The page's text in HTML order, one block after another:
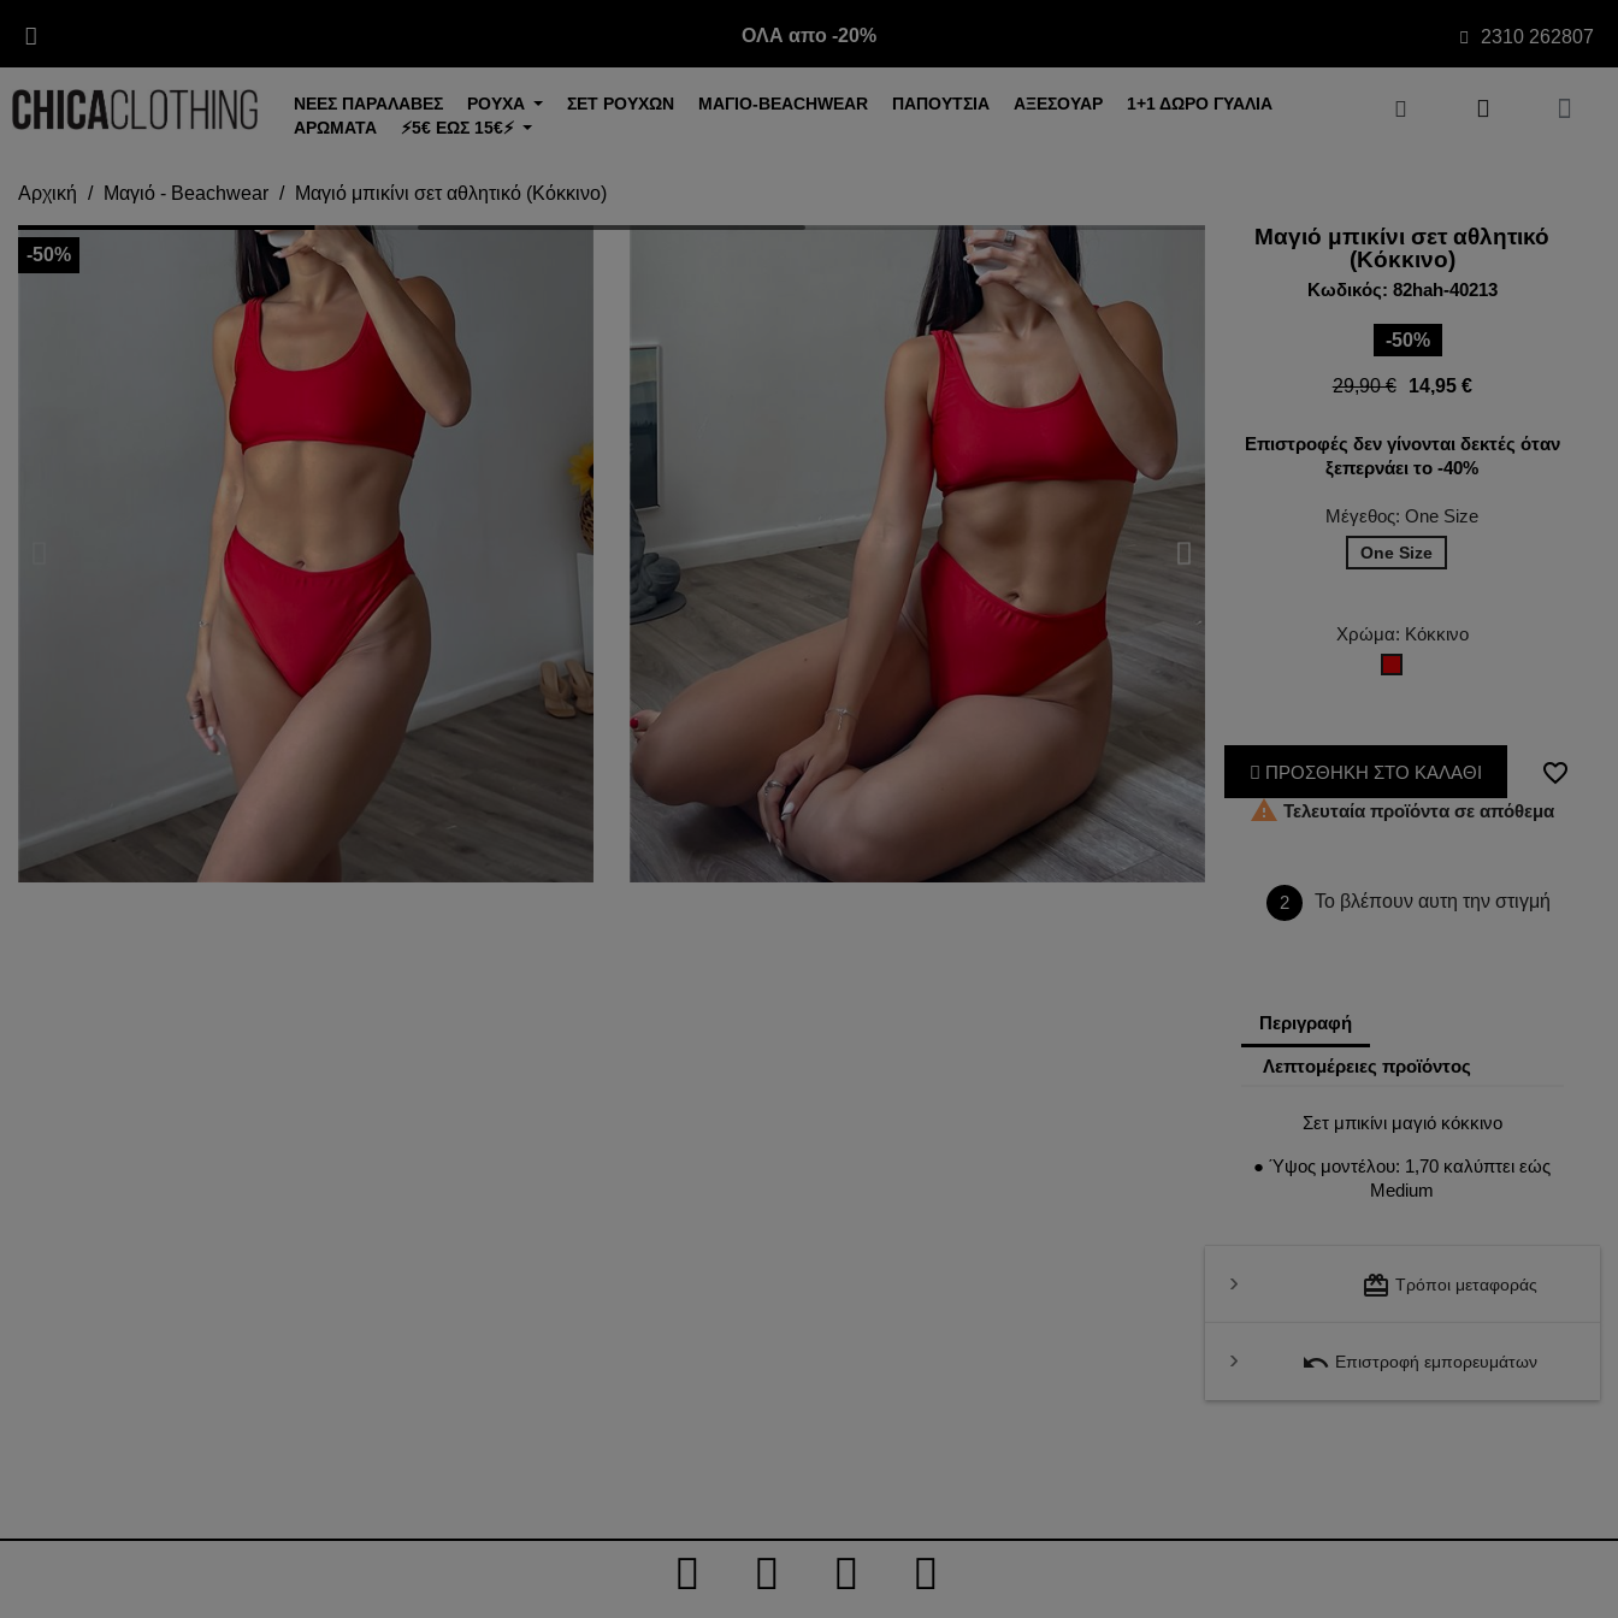
ΟΛΑ απο -20% 2310 262807
ΝΕΕΣ ΠΑΡΑΛΑΒΕΣ ΡΟΥΧΑ ΣΕΤ ΡΟΥΧΩΝ ΜΑΓΙΟ-BEACHWEAR ΠΑΠΟΥΤΣΙΑ ΑΞΕΣΟΥΑΡ
1+1 ΔΩΡΟ ΓΥΑΛΙΑ
ΑΡΩΜΑΤΑ
⚡5€ ΕΩΣ 15€⚡
Αρχική Μαγιό - Beachwear Μαγιό μπικίνι σετ αθλητικό (Κόκκινο)
-50%
Μαγιό μπικίνι σετ αθλητικό
(Κόκκινο)
Κωδικός: 82hah-40213
-50%
29,90 € 14,95 €
Επιστροφές δεν γίνονται δεκτές όταν
ξεπερνάει το -40%
Μέγεθος: One Size
One Size
Χρώμα: Κόκκινο
ΠΡΟΣΘΗΚΗ ΣΤΟ ΚΑΛΑΘΙ
favorite_border
 Τελευταία προϊόντα σε απόθεμα
2 Το βλέπουν αυτη την στιγμή
Περιγραφή
Λεπτομέρειες προϊόντος
Σετ μπικίνι μαγιό κόκκινο
● Ύψος μοντέλου: 1,70 καλύπτει εώς
Medium
redeem Τρόποι μεταφοράς
undo Επιστροφή εμπορευμάτων